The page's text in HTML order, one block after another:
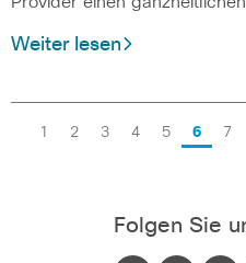
Weiter lesen
1 2 3 4 5 6 7
Folgen Sie